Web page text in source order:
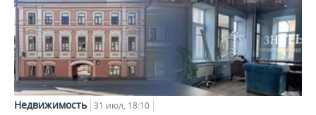
Недвижимость 31 июл, 18:10